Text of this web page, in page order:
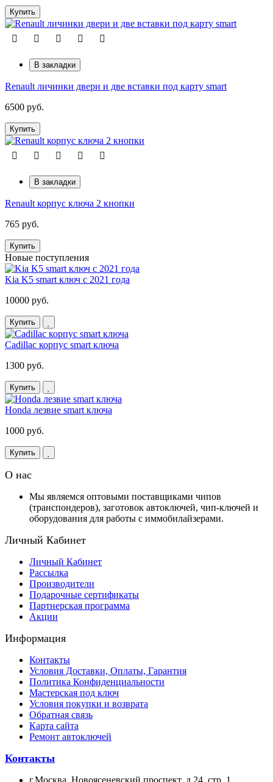
Купить
В закладки
Renault личинки двери и две вставки под карту smart
6500 руб.
Купить
В закладки
Renault корпус ключа 2 кнопки
765 руб.
Купить
Новые поступления
Kia K5 smart ключ с 2021 года
10000 руб.
Купить
Cadillac корпус smart ключа
1300 руб.
Купить
Honda лезвие smart ключа
1000 руб.
Купить
О нас
Мы являемся оптовыми поставщиками чипов
(транспондеров), заготовок автоключей, чип-ключей и
оборудования для работы с иммобилайзерами.
Личный Кабинет
Личный Кабинет
Рассылка
Производители
Подарочные сертификаты
Партнерская программа
Акции
Информация
Контакты
Условия Доставки, Оплаты, Гарантия
Политика Конфиденциальности
Мастерская под ключ
Условия покупки и возврата
Обратная связь
Карта сайта
Ремонт автоключей
Контакты